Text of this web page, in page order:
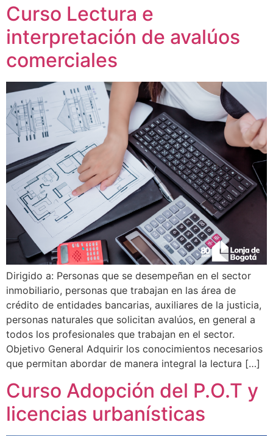
Curso Lectura e
interpretación de avalúos
comerciales
Dirigido a: Personas que se desempeñan en el sector
inmobiliario, personas que trabajan en las área de
crédito de entidades bancarias, auxiliares de la justicia,
personas naturales que solicitan avalúos, en general a
todos los profesionales que trabajan en el sector.
Objetivo General Adquirir los conocimientos necesarios
que permitan abordar de manera integral la lectura […]
Curso Adopción del P.O.T y
licencias urbanísticas